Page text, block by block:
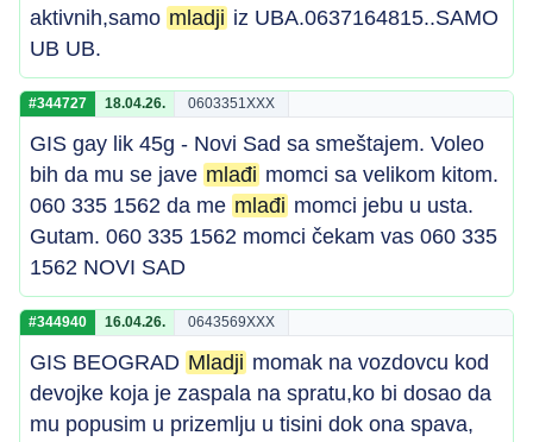
aktivnih,samo mladji iz UBA.0637164815..SAMO
UB UB.
#344727 18.04.26. 0603351XXX
GIS gay lik 45g - Novi Sad sa smeštajem. Voleo
bih da mu se jave mlađi momci sa velikom kitom.
060 335 1562 da me mlađi momci jebu u usta.
Gutam. 060 335 1562 momci čekam vas 060 335
1562 NOVI SAD
#344940 16.04.26. 0643569XXX
GIS BEOGRAD Mladji momak na vozdovcu kod
devojke koja je zaspala na spratu,ko bi dosao da
mu popusim u prizemlju u tisini dok ona spava,